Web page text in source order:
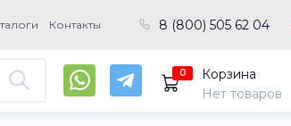
Контакты 8 (800) 505 62 04
0
Корзина
Нет товаров